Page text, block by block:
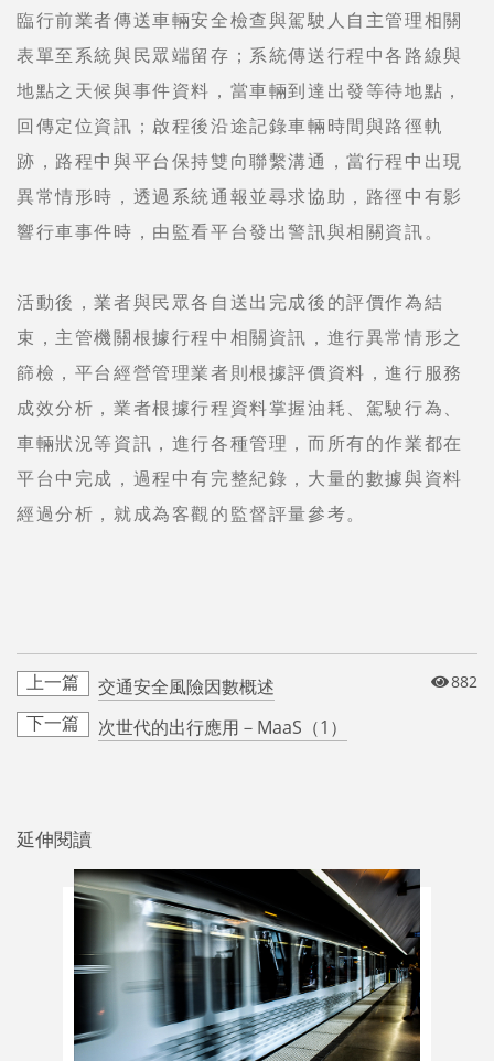
臨行前業者傳送車輛安全檢查與駕駛人自主管理相關
表單至系統與民眾端留存；系統傳送行程中各路線與
地點之天候與事件資料，當車輛到達出發等待地點，
回傳定位資訊；啟程後沿途記錄車輛時間與路徑軌
跡，路程中與平台保持雙向聯繫溝通，當行程中出現
異常情形時，透過系統通報並尋求協助，路徑中有影
響行車事件時，由監看平台發出警訊與相關資訊。
活動後，業者與民眾各自送出完成後的評價作為結
束，主管機關根據行程中相關資訊，進行異常情形之
篩檢，平台經營管理業者則根據評價資料，進行服務
成效分析，業者根據行程資料掌握油耗、駕駛行為、
車輛狀況等資訊，進行各種管理，而所有的作業都在
平台中完成，過程中有完整紀錄，大量的數據與資料
經過分析，就成為客觀的監督評量參考。
交通安全風險因數概述
次世代的出行應用－MaaS（1）
882
延伸閱讀